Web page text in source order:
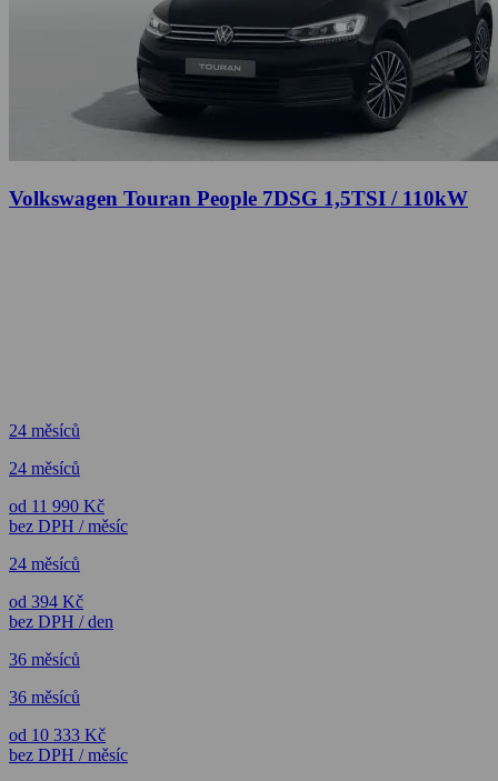
Volkswagen Touran People 7DSG 1,5TSI / 110kW
24 měsíců
24 měsíců
od 11 990 Kč
bez DPH / měsíc
24 měsíců
od 394 Kč
bez DPH / den
36 měsíců
36 měsíců
od 10 333 Kč
bez DPH / měsíc